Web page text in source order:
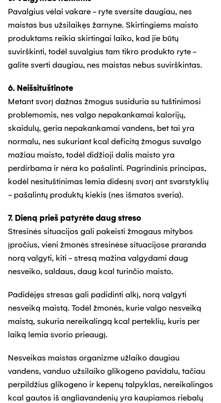
Pavalgius vėlai vakare - ryte sversite daugiau, nes
maistas bus užsilaikęs žarnyne. Skirtingiems maisto
produktams reikia skirtingai laiko, kad jie būtų
suvirškinti, todėl suvalgius tam tikro produkto ryte -
galite sverti daugiau, nes maistas nebus suvirškintas.
6. Neišsituštinote
Metant svorį dažnas žmogus susiduria su tuštinimosi
problemomis, nes valgo nepakankamai kalorijų,
skaidulų, geria nepakankamai vandens, bet tai yra
normalu, nes sukuriant kcal deficitą žmogus suvalgo
mažiau maisto, todėl didžioji dalis maisto yra
perdirbama ir nėra ko pašalinti. Pagrindinis principas,
kodėl nesituštinimas lemia didesnį svorį ant svarstyklių
- pašalintų produktų kiekis (nes išmatos sveria).
7. Dieną prieš patyrėte daug streso
Stresinės situacijos gali pakeisti žmogaus mitybos
įpročius, vieni žmonės stresinėse situacijose praranda
norą valgyti, kiti - stresą mažina valgydami daug
nesveiko, saldaus, daug kcal turinčio maisto.
Padidėjęs stresas gali padidinti alkį, norą valgyti
nesveiką maistą. Todėl žmonės, kurie valgo nesveiką
maistą, sukuria nereikalingą kcal perteklių, kuris per
laiką lemia svorio prieaugį.
Nesveikas maistas organizme užlaiko daugiau
vandens, vanduo užsilaiko glikogeno pavidalu, tačiau
perpildžius glikogeno ir kepenų talpyklas, nereikalingos
kcal gautos iš angliavandenių yra kaupiamos riebalų